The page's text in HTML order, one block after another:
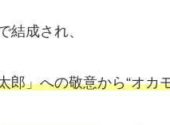
結成され、
郎」への敬意から“オカ